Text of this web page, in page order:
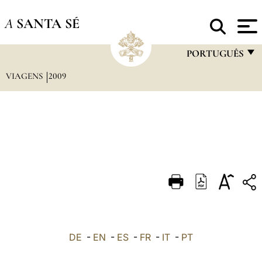
A SANTA SÉ
PORTUGUÊS
DEUTSCH
العربيّة
VIAGENS 2009
DE - EN - ES - FR - IT - PT